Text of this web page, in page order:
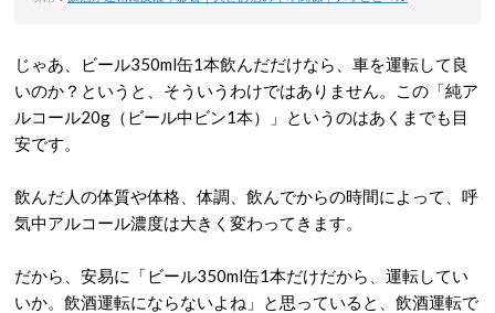
じゃあ、ビール350ml缶1本飲んだだけなら、車を運転して良
いのか？というと、そういうわけではありません。この「純ア
ルコール20g（ビール中ビン1本）」というのはあくまでも目
安です。
飲んだ人の体質や体格、体調、飲んでからの時間によって、呼
気中アルコール濃度は大きく変わってきます。
だから、安易に「ビール350ml缶1本だけだから、運転してい
いか。飲酒運転にならないよね」と思っていると、飲酒運転で